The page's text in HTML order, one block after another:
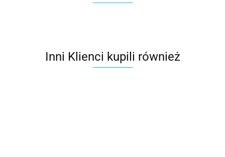
Inni Klienci kupili również